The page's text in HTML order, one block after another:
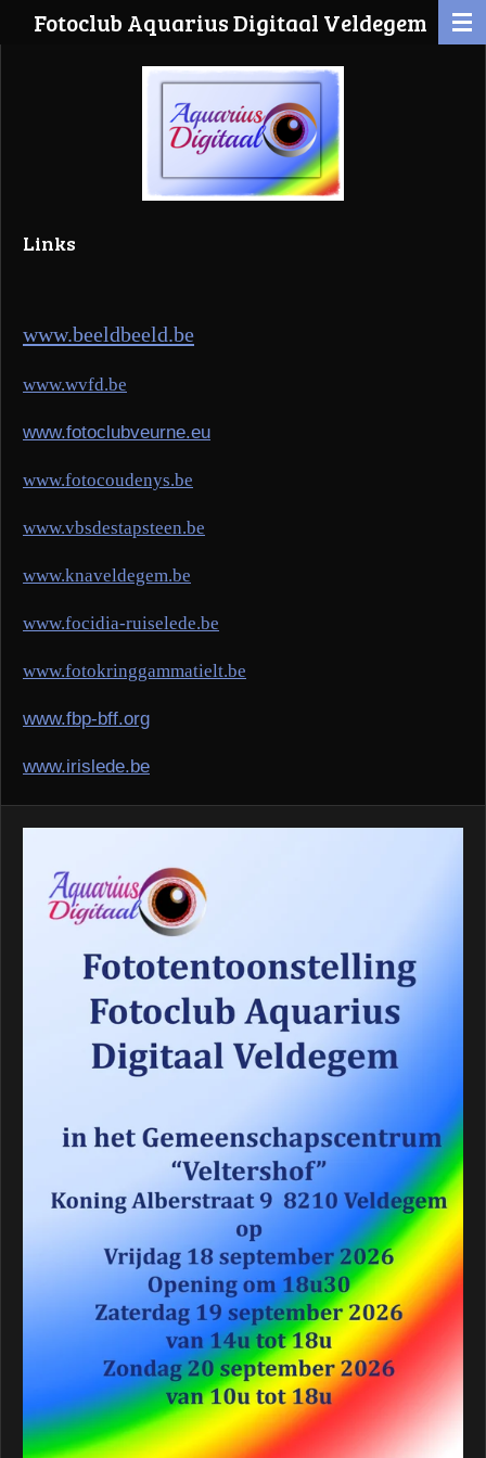
Fotoclub Aquarius Digitaal Veldegem
Links
www.beeldbeeld.be
www.wvfd.be
www.fotoclubveurne.eu
www.fotocoudenys.be
www.vbsdestapsteen.be
www.knaveldegem.be
www.focidia-ruiselede.be
www.fotokringgammatielt.be
www.fbp-bff.org
www.irislede.be